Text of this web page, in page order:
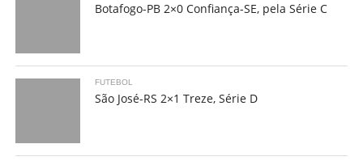
Botafogo-PB 2×0 Confiança-SE, pela Série C
FUTEBOL
São José-RS 2×1 Treze, Série D